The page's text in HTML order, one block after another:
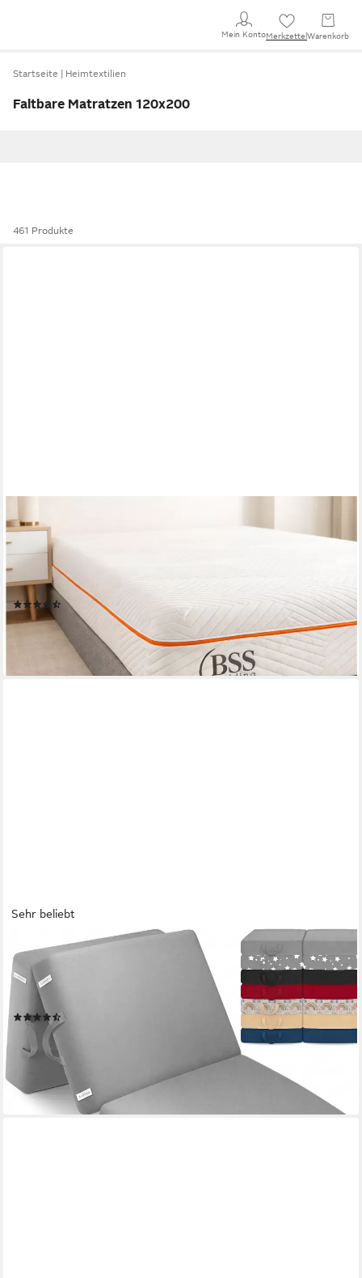
Mein KontoMerkzettel Warenkorb
Startseite Heimtextilien
Faltbare Matratzen 120x200
461 Produkte
Kaltschaummatratze, 7 Zonen Wendematratze, Matratze Sale,
Waschbarer Bezug, 22 cm hoch, (90x200 cm, Wendbare
Kaltschaummatratze, Elite Matratze, Doppelt Gewebte Jacquard-
Bezug, Anti-Rutsch-Unterseite), Reißverschlussbezug
(14)
ab 190,00 € UVP 315,00 €
lieferbar - in 3-4 Werktagen bei dir
Sehr beliebt
ELONEO
Klappmatratze 3-teilig, Gästematratze mit extra dickem
Schaumstoff, 15 cm hoch, waschbarer Bezug, geeignet für
Hausstauballergiker, schadstoffgeprüft
ab 69,99 €
-30%
lieferbar - in 2-3 Werktagen bei dir